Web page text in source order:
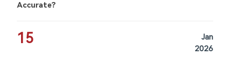
Accurate?
15
Jan
2026